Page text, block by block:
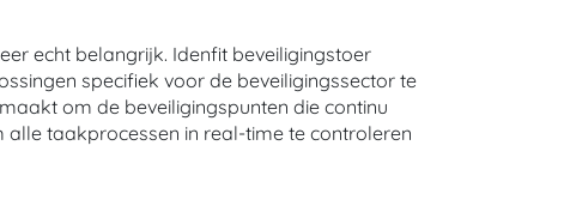
echt belangrijk. Idenfit beveiligingstoer
specifiek voor de beveiligingssector te
om de beveiligingspunten die continu
taakprocessen in real-time te controleren